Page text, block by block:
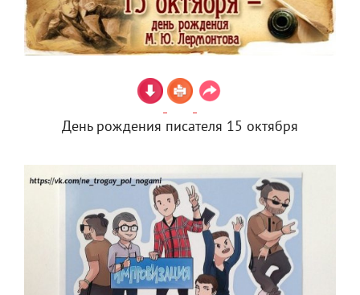
День рождения писателя 15 октября